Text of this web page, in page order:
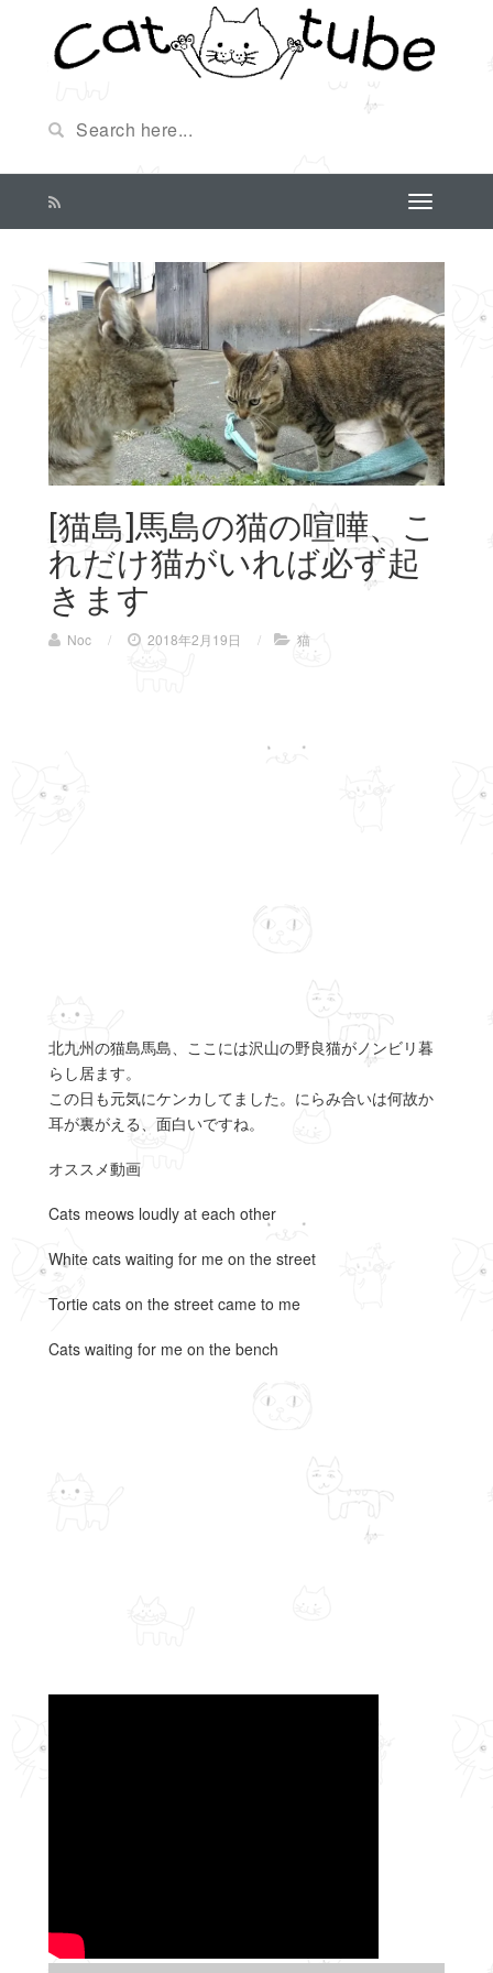
[猫島]馬島の猫の喧嘩、こ
れだけ猫がいれば必ず起
きます
Noc / 2018年2月19日 / 猫
北九州の猫島馬島、ここには沢山の野良猫がノンビリ暮
らし居ます。
この日も元気にケンカしてました。にらみ合いは何故か
耳が裏がえる、面白いですね。
オススメ動画
Cats meows loudly at each other
White cats waiting for me on the street
Tortie cats on the street came to me
Cats waiting for me on the bench